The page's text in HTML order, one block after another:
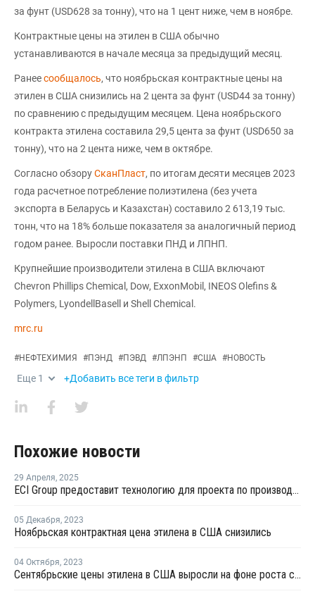
за фунт (USD628 за тонну), что на 1 цент ниже, чем в ноябре.
Контрактные цены на этилен в США обычно
устанавливаются в начале месяца за предыдущий месяц.
Ранеесообщалось, что ноябрьская контрактные цены на
этилен в США снизились на 2 цента за фунт (USD44 за тонну)
по сравнению с предыдущим месяцем. Цена ноябрьского
контракта этилена составила 29,5 цента за фунт (USD650 за
тонну), что на 2 цента ниже, чем в октябре.
Согласно обзоруСканПласт, по итогам десяти месяцев 2023
года расчетное потребление полиэтилена (без учета
экспорта в Беларусь и Казахстан) составило 2 613,19 тыс.
тонн, что на 18% больше показателя за аналогичный период
годом ранее. Выросли поставки ПНД и ЛПНП.
Крупнейшие производители этилена в США включают
Chevron Phillips Chemical, Dow, ExxonMobil, INEOS Olefins &
Polymers, LyondellBasell и Shell Chemical.
mrc.ru
#НЕФТЕХИМИЯ #ПЭНД #ПЭВД #ЛПЭНП #США #НОВОСТЬ
Еще 1 +Добавить все теги в фильтр
Похожие новости
29 Апреля, 2025
ECI Group предоставит технологию для проекта по производству сополимеров в Китае
05 Декабря, 2023
Ноябрьская контрактная цена этилена в США снизились
04 Октября, 2023
Сентябрьские цены этилена в США выросли на фоне роста спотовых цен и производственных затрат